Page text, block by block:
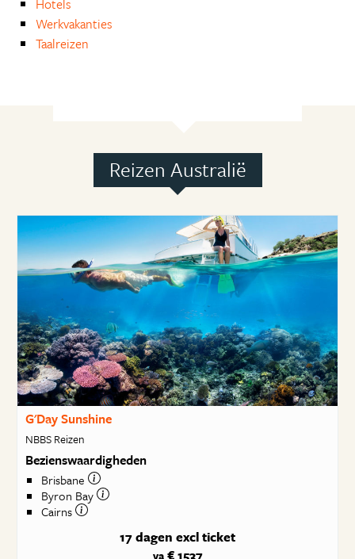
Hotels
Werkvakanties
Taalreizen
Reizen Australië
G'Day Sunshine
NBBS Reizen
Bezienswaardigheden
Brisbane
Byron Bay
Cairns
17 dagen excl ticket
va€ 1537